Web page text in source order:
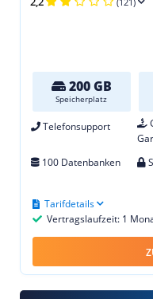
200 GB
Speicherplatz
Telefonsupport
100 Datenbanken
Vertragslaufzeit: 1
Tarifdetails